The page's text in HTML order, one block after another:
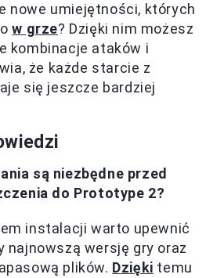
nowe umiejętności, których
w grze? Dzięki nim możesz
kombinacje ataków i
że każde starcie z
się jeszcze bardziej
są niezbędne przed
do Prototype 2?
instalacji warto upewnić
najnowszą wersję gry oraz
plików. Dzięki temu